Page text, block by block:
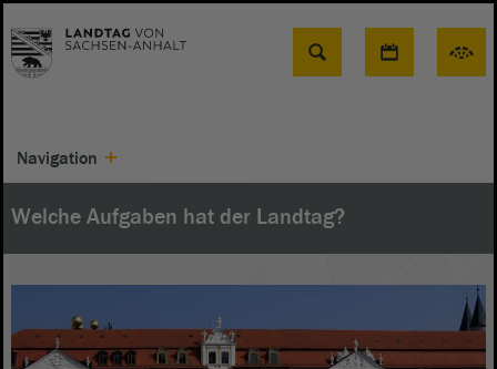
Suche
Navigation
Welche Aufgaben hat der Landtag?